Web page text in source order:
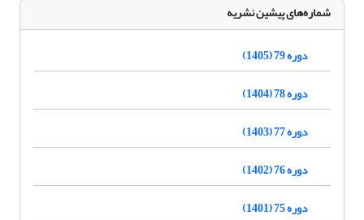
شماره‌های پیشین نشریه
دوره 79 (1405)
دوره 78 (1404)
دوره 77 (1403)
دوره 76 (1402)
دوره 75 (1401)